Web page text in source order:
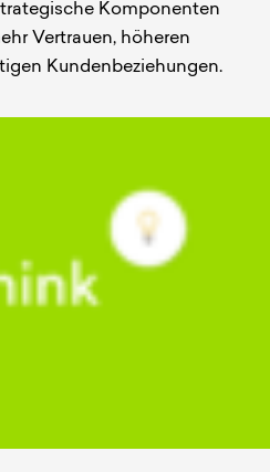
Komponenten
Vertrauen, höheren
Kundenbeziehungen.